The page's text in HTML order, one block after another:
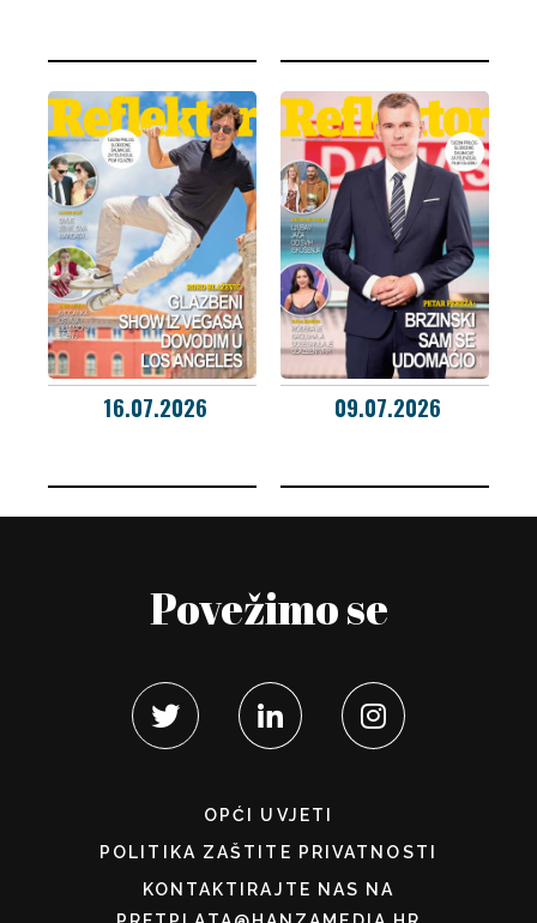
16.07.2026 09.07.2026
Povežimo se
OPĆI UVJETI
POLITIKA ZAŠTITE PRIVATNOSTI
KONTAKTIRAJTE NAS NA